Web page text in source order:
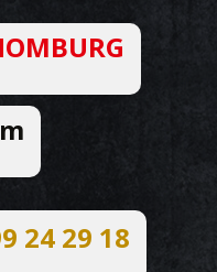
24 29 18